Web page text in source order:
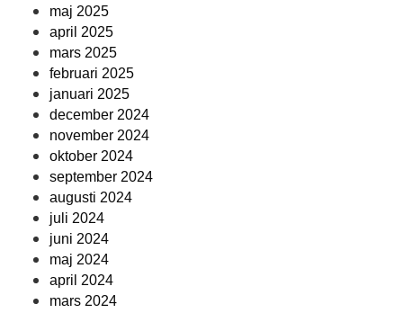
maj 2025
april 2025
mars 2025
februari 2025
januari 2025
december 2024
november 2024
oktober 2024
september 2024
augusti 2024
juli 2024
juni 2024
maj 2024
april 2024
mars 2024